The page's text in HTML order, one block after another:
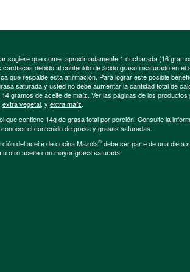
sugiere que comer aproximadamente 1 cucharada (16
debido al contenido de ácido graso insaturado en el
que respalde esta afirmación. Para lograr este posible
saturada y usted no debe aumentar la cantidad total de
gramos de aceite de maíz. Ver las páginas de los productos
extra vegetal, y extra maíz.
que contiene 14g de grasa total por porción. Consulte la
el contenido de grasa y grasas saturadas.
del aceite de cocina Mazola® debe ser parte de una dieta
otro aceite con mayor grasa saturada.